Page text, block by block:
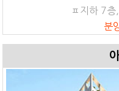
ㅍ지하 7
분